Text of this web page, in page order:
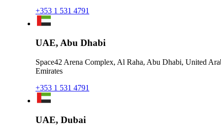
+353 1 531 4791
UAE, Abu Dhabi
Space42 Arena Complex, Al Raha, Abu Dhabi, United
Emirates
+353 1 531 4791
UAE, Dubai